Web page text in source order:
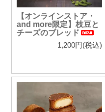
【オンラインストア・
and more限定】枝豆と
チーズのブレッド
1,200円(税込)